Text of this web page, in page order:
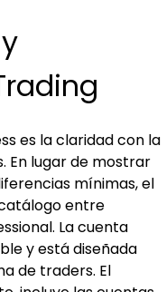
es la claridad con la
En lugar de mostrar
mínimas, el
entre
La cuenta
y está diseñada
de traders. El